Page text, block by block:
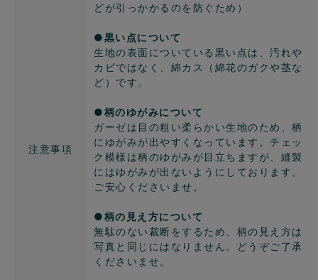
注意事項
どが引っかかるのを防ぐため）
●黒い点について
生地の表面についている黒い点は、汚れや
カビではなく、綿カス（綿花のガクや茎な
ど）です。
●柄のゆがみについて
ガーゼは目の粗い柔らかい生地のため、柄
にゆがみが出やすくなっています。チェッ
ク模様は柄のゆがみが目立ちますが、縫製
にはゆがみが出ないようにしております。
ご安心くださいませ。
●柄の見え方について
無駄のない裁断をするため、柄の見え方は
写真と同じにはなりません。どうぞご了承
くださいませ。